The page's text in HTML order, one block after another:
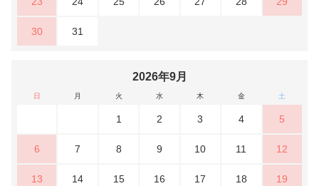
30 31
2026年9月
日 月 火 水 木 金 土
1 2 3 4 5
6 7 8 9 10 11 12
13 14 15 16 17 18 19